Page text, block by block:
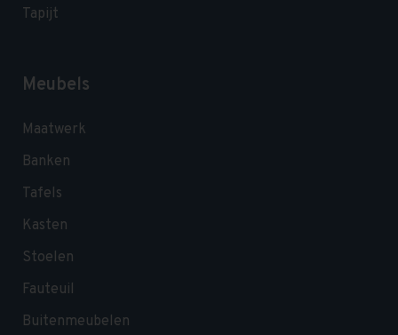
Tapijt
Meubels
Maatwerk
Banken
Tafels
Kasten
Stoelen
Fauteuil
Buitenmeubelen